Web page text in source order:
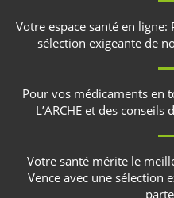
Votre espace santé en ligne:
sélection exigeante de
Pour vos médicaments en
L’ARCHEet des conseils
Votre santé mérite le
Vence avec une sélection